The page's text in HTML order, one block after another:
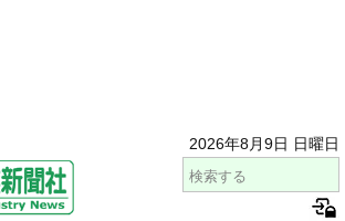
2026年8月9日 日曜日